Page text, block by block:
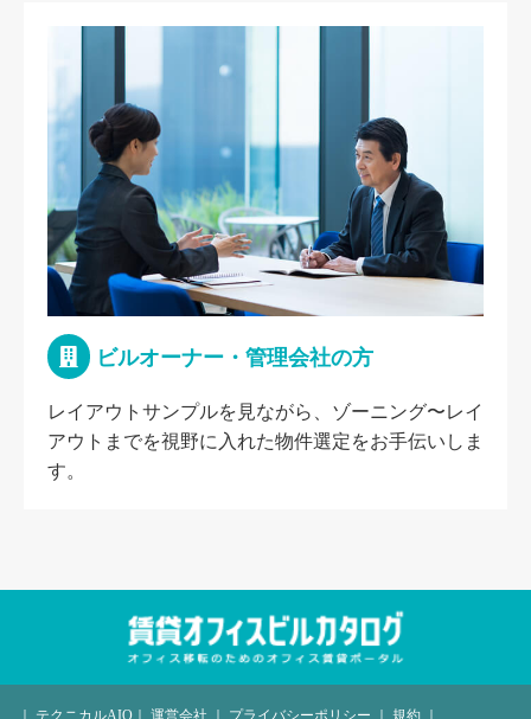
ビルオーナー・管理会社の方
レイアウトサンプルを見ながら、ゾーニング〜レイ
アウトまでを視野に入れた物件選定をお手伝いしま
す。